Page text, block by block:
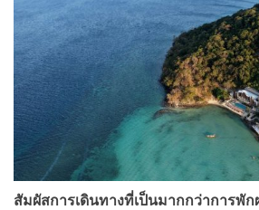
สัมผัสการเดินทางที่เป็นมากกว่าการพั